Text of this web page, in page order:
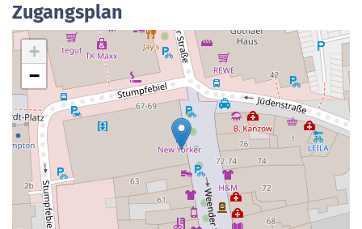
Zugangsplan
+
−